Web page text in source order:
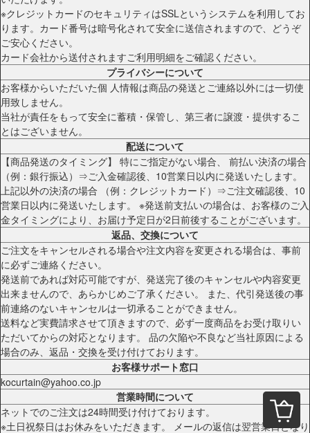
※クレジットカードのセキュリティはSSLというシステムを利用してお
ります。カード番号は暗号化されて安全に送信されますので、どうぞ
ご安心ください。
カード会社から送付されますご利用明細をご確認ください。
プライバシーについて
お客様からいただいた個 人情報は商品の発送とご連絡以外には一切使
用致しません。
当社が責任をもって安全に蓄積・保管し、第三者に譲渡・提供するこ
とはございません。
配送について
【商品発送のタイミング】 特にご指定がない場合、 前払い決済の場合
（例：銀行振込）⇒ご入金確認後、10営業日以内に発送いたします。
上記以外の決済の場合 （例：クレジットカード）⇒ご注文確認後、10
営業日以内に発送いたします。 ※発送前支払いの場合は、お客様のご入
金タイミングにより、お届け予定日が2日前後することがございます。
返品、交換について
ご注文をキャンセルされる場合や注文内容を変更される場合は、事前
に必ずご連絡ください。
発送前であれば対応可能ですが、発送完了後のキャンセルや内容変更
出来ませんので、あらかじめご了承ください。 また、代引発送後の事
前連絡のないキャンセルは一切承ることができません。
送料など実費請求させて頂きますので、必ず一度商品をお受け取りい
ただいてからの対応となります。 品の欠陥や不良など当社原因による
場合のみ、返品・交換を受け付けております。
お客様サポート窓口
kocurtain@yahoo.co.jp
営業時間について
ネットでのご注文は24時間受け付けております。
※土日祝祭日はお休みをいただきます。 メールの返信は翌営業日となり